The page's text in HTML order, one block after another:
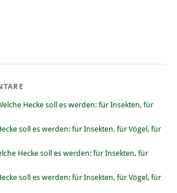
Hecke soll es werden: für Insekten, für
soll es werden: für Insekten, für Vögel, für
Hecke soll es werden: für Insekten, für
soll es werden: für Insekten, für Vögel, für